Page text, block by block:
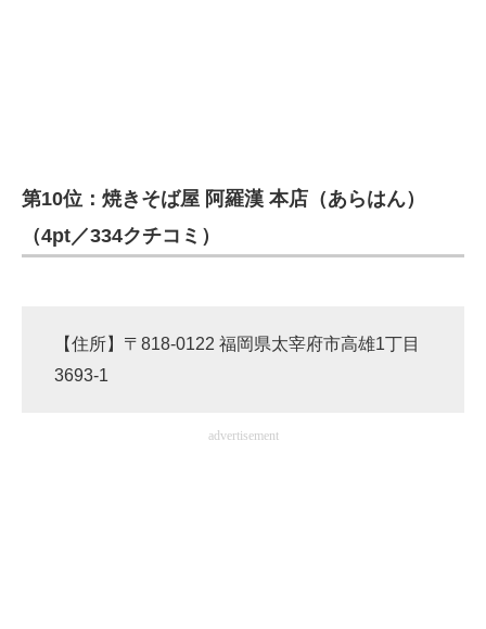
建設×テクノロジーの最前線
ちょっと気になるネットの話題
第10位：焼きそば屋 阿羅漢 本店（あらはん）
（4pt／334クチコミ）
【住所】〒818-0122 福岡県太宰府市高雄1丁目
3693-1
advertisement